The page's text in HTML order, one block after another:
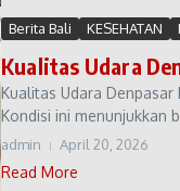
Berita Bali KESEHATAN
Kualitas Udara
Kualitas Udara
Kondisi ini menunjukkan
admin April 20, 2026
Read More